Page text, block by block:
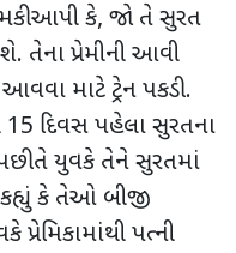
આપી કે, જો તે સુરત
તેના પ્રેમીની આવી
માટે ટ્રેન પકડી.
15 દિવસ પહેલા સુરતના
તે યુવકે તેને સુરતમાં
કે તેઓ બીજી
પત્ની